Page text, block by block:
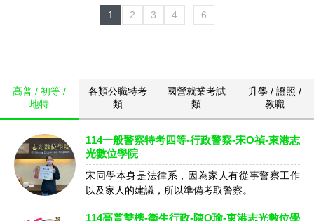
1 2 3 4 6
高普 / 初等 /
地特
各類公職特考
類
國營就業考試
類
升學 / 證照 /
教職
114一般警察特考四等-行政警察-宋O禎-東港志
光數位學院
宋同學本身是法律系，因為家人有從事警察工作
以及家人的建議，所以準備考取警察。
114高普雙榜-衛生行政-陳O瑜-東港志光數位學